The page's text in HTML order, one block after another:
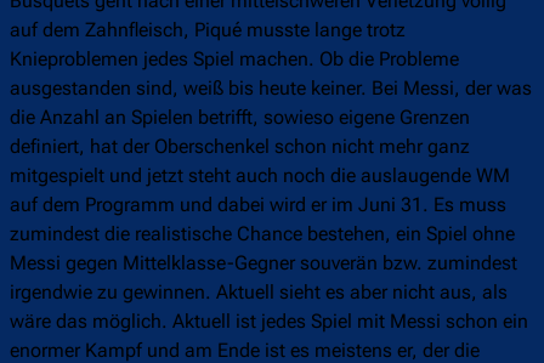
auf dem Zahnfleisch, Piqué musste lange trotz
Knieproblemen jedes Spiel machen. Ob die Probleme
ausgestanden sind, weiß bis heute keiner. Bei Messi, der was
die Anzahl an Spielen betrifft, sowieso eigene Grenzen
definiert, hat der Oberschenkel schon nicht mehr ganz
mitgespielt und jetzt steht auch noch die auslaugende WM
auf dem Programm und dabei wird er im Juni 31. Es muss
zumindest die realistische Chance bestehen, ein Spiel ohne
Messi gegen Mittelklasse-Gegner souverän bzw. zumindest
irgendwie zu gewinnen. Aktuell sieht es aber nicht aus, als
wäre das möglich. Aktuell ist jedes Spiel mit Messi schon ein
enormer Kampf und am Ende ist es meistens er, der die